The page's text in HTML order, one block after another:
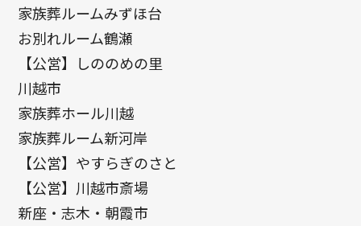
家族葬ルームみずほ台
お別れルーム鶴瀬
【公営】しののめの里
川越市
家族葬ホール川越
家族葬ルーム新河岸
【公営】やすらぎのさと
【公営】川越市斎場
新座・志木・朝霞市